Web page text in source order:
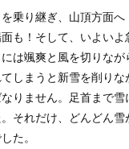
乗り継ぎ、山頂方面へ
も！そして、いよい
は颯爽と風を切りなが
しまうと新雪を削りな
りません。足首まで
それだけ、どんどん雪
た。